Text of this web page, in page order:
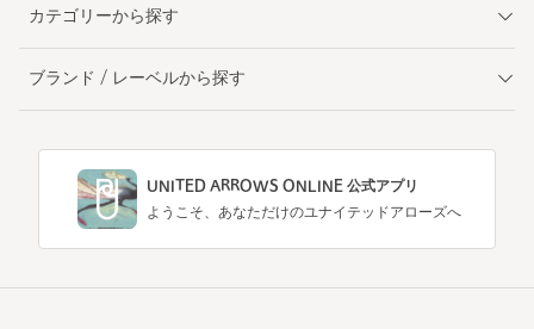
カテゴリーから探す
ブランド / レーベルから探す
UNITED ARROWS ONLINE 公式アプリ
ようこそ、あなただけのユナイテッドアローズへ